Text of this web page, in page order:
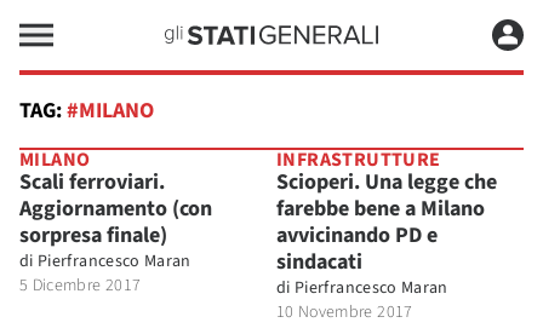
TAG:#MILANO
MILANO
Scali ferroviari.
Aggiornamento (con
sorpresa finale)
di Pierfrancesco Maran
5 Dicembre 2017
INFRASTRUTTURE
Scioperi. Una legge che
farebbe bene a Milano
avvicinando PD e
sindacati
di Pierfrancesco Maran
10 Novembre 2017